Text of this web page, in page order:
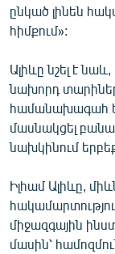
ընկած լինեն
հիմքում»:
Ալիևը նշել է
նախորդ
համանախագահ
մասնակցել
նախկինում երբեք
Իլհամ Ալիևը,
միջազգային
մասին՝